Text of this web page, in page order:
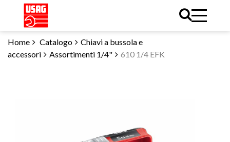
Home Catalogo
Chiavi a bussola e
accessori
Assortimenti 1/4" 610 1/4 EFK